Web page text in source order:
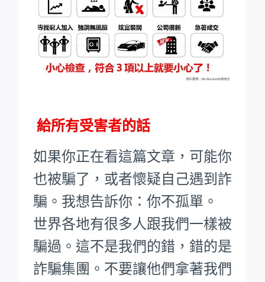
給所有受害者的話
如果你正在看這篇文章，可能你
也被騙了，或者懷疑自己遇到詐
騙。我想告訴你：你不孤單。
世界各地有很多人跟我們一樣被
騙過。這不是我們的錯，錯的是
詐騙集團。不要讓他們拿著我們